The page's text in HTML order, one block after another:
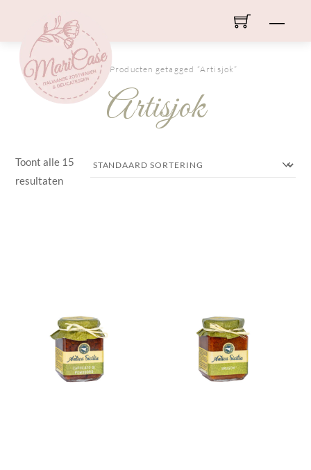
content
HOME/ Producten getagged “Artisjok”
Artisjok
Toont alle 15
resultaten